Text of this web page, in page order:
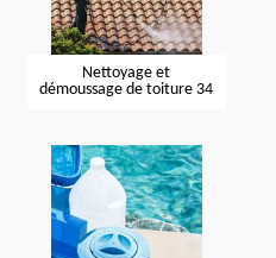
Nettoyage et
démoussage de toiture 34